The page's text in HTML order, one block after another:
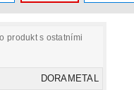
produkt s ostatními
DORAMETAL